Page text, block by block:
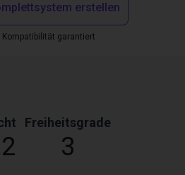
erstellen
Kompatibilität garantiert
Freiheitsgrade
3